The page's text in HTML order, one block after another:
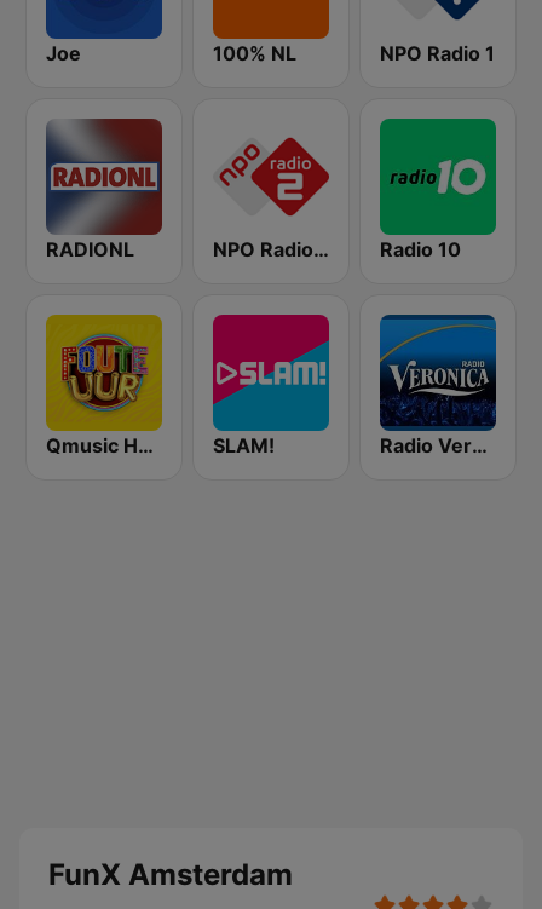
Joe 100% NL NPO Radio 1
RADIONL NPO Radio 2 Radio 10
Qmusic Het Foute Uur SLAM! Radio Veronica
FunX Amsterdam